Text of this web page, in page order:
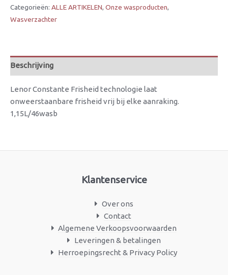
Categorieën: ALLE ARTIKELEN, Onze wasproducten,
Wasverzachter
Beschrijving
Lenor Constante Frisheid technologie laat
onweerstaanbare frisheid vrij bij elke aanraking.
1,15L/46wasb
Klantenservice
Over ons
Contact
Algemene Verkoopsvoorwaarden
Leveringen & betalingen
Herroepingsrecht & Privacy Policy